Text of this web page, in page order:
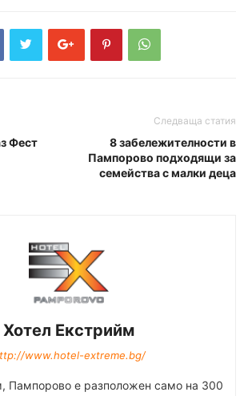
Фест
Следваща статия
8 забележителности в
Пампорово подходящи за
семейства с малки деца
Хотел Екстрийм
www.hotel-extreme.bg/
Пампорово е разположен само на 300